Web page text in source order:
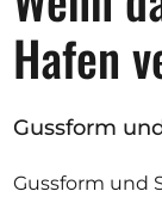
Künstler:innen
Hafen
Gussform
Gussform und